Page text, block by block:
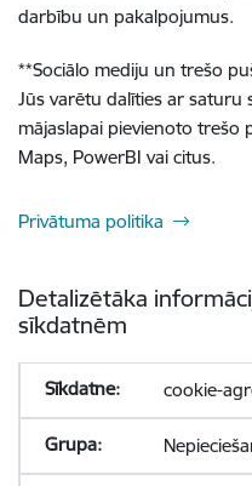
darbību un pakalpojumus.
**Sociālo mediju un trešo
Jūs varētu dalīties ar saturu
mājaslapai pievienoto trešo
Maps, PowerBI vai citus.
Privātuma politika
Detalizētāka
sīkdatnēm
cookie-